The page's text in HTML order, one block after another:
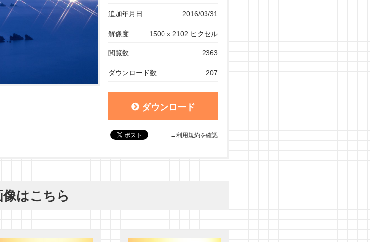
追加年月日 2016/03/31
解像度 1500 x 2102 ピクセル
閲覧数 2363
ダウンロード数 207
ダウンロード
→利用規約を確認
はこちら